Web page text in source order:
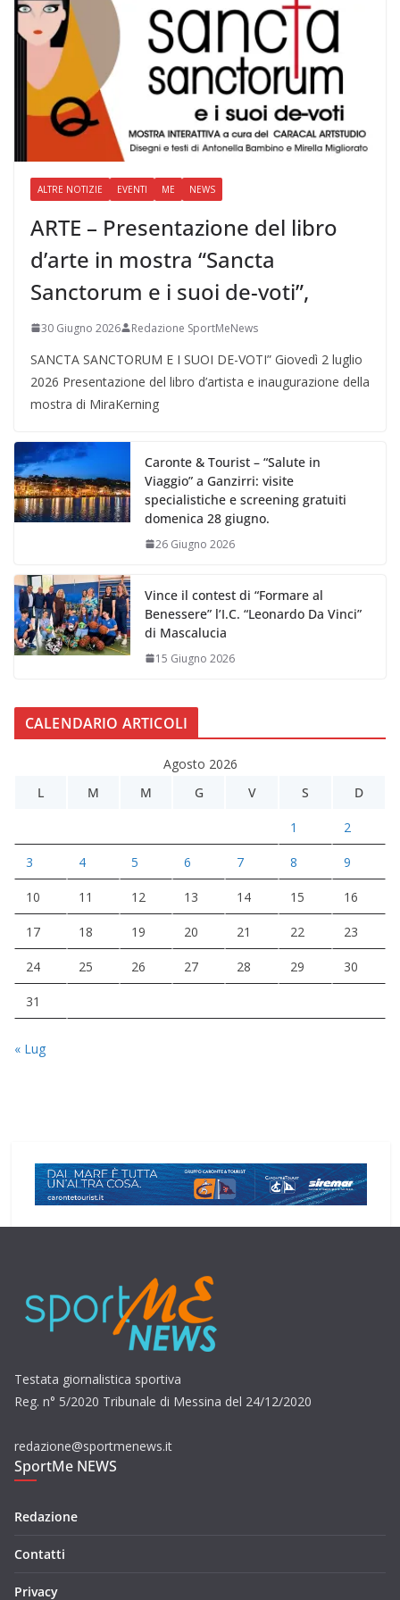
ALTRE NOTIZIE EVENTI ME NEWS
ARTE – Presentazione del libro
d’arte in mostra “Sancta
Sanctorum e i suoi de-voti”,
30 Giugno 2026 Redazione SportMeNews
SANCTA SANCTORUM E I SUOI DE-VOTI” Giovedì 2 luglio
2026 Presentazione del libro d’artista e inaugurazione della
mostra di MiraKerning
Caronte & Tourist – “Salute in
Viaggio” a Ganzirri: visite
specialistiche e screening gratuiti
domenica 28 giugno.
26 Giugno 2026
Vince il contest di “Formare al
Benessere” l’I.C. “Leonardo Da Vinci”
di Mascalucia
15 Giugno 2026
CALENDARIO ARTICOLI
Agosto 2026
L
M M G V S D
1 2
3 4 5 6 7 8 9
10 11 12 13 14 15 16
17 18 19 20 21 22 23
24 25 26 27 28 29 30
31
« Lug
Testata giornalistica sportiva
Reg. n° 5/2020 Tribunale di Messina del 24/12/2020
redazione@sportmenews.it
SportMe NEWS
Redazione
Contatti
Privacy